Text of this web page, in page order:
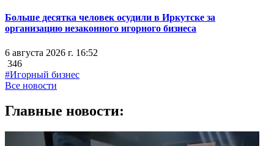
Больше десятка человек осудили в Иркутске за
организацию незаконного игорного бизнеса
6 августа 2026 г. 16:52
346
#Игорный бизнес
Все новости
Главные новости: